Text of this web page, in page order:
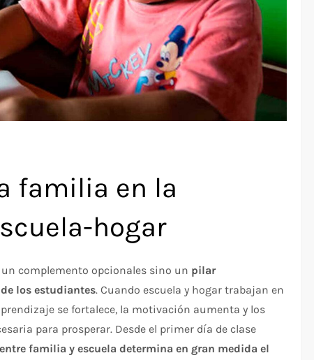
familia en la
hogar
complemento opcionales sino un pilar
los estudiantes. Cuando escuela y hogar trabajan en
se fortalece, la motivación aumenta y los
para prosperar. Desde el primer día de clase
familia y escuela determina en gran medida el